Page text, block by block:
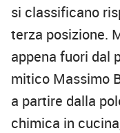
si classificano
terza posizione.
appena fuori dal
mitico Massimo
a partire dalla
chimica in